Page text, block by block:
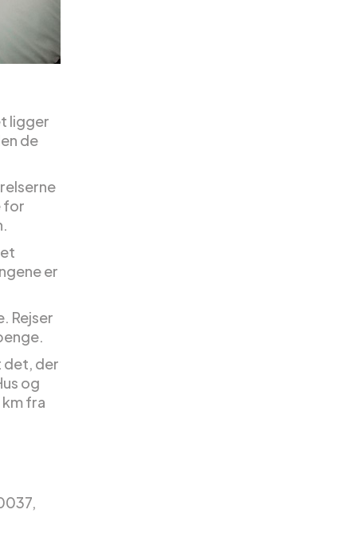
ligger
de
for
er
Rejser
det, der
og
fra